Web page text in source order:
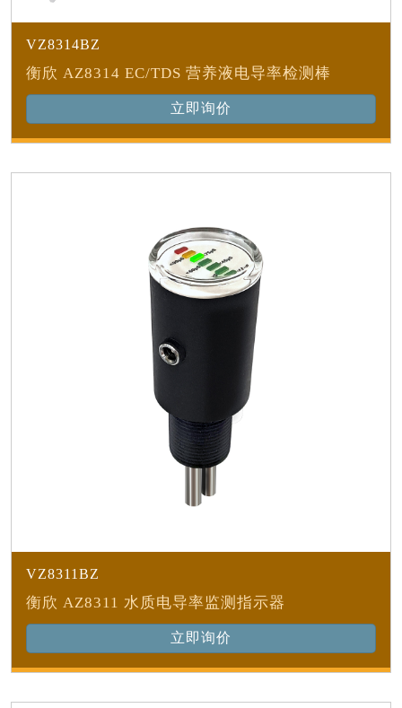
VZ8314BZ
衡欣 AZ8314 EC/TDS 营养液电导率检测棒
立即询价
VZ8311BZ
衡欣 AZ8311 水质电导率监测指示器
立即询价